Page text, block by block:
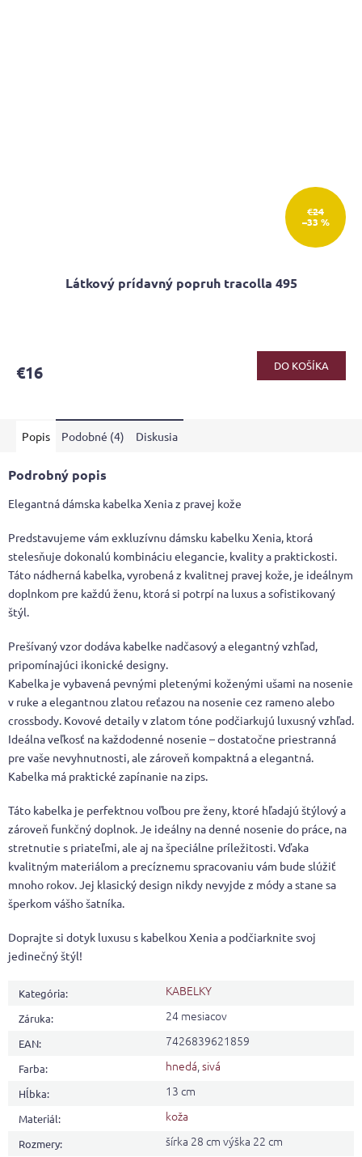
€24
–33 %
Látkový prídavný popruh tracolla 495
€16 DO KOŠÍKA
Popis Podobné (4) Diskusia
Podrobný popis
Elegantná dámska kabelka Xenia z pravej kože
Predstavujeme vám exkluzívnu dámsku kabelku Xenia, ktorá
stelesňuje dokonalú kombináciu elegancie, kvality a praktickosti.
Táto nádherná kabelka, vyrobená z kvalitnej pravej kože, je ideálnym
doplnkom pre každú ženu, ktorá si potrpí na luxus a sofistikovaný
štýl.
Prešívaný vzor dodáva kabelke nadčasový a elegantný vzhľad,
pripomínajúci ikonické designy.
Kabelka je vybavená pevnými pletenými koženými ušami na nosenie
v ruke a elegantnou zlatou reťazou na nosenie cez rameno alebo
crossbody. Kovové detaily v zlatom tóne podčiarkujú luxusný vzhľad.
Ideálna veľkosť na každodenné nosenie – dostatočne priestranná
pre vaše nevyhnutnosti, ale zároveň kompaktná a elegantná.
Kabelka má praktické zapínanie na zips.
Táto kabelka je perfektnou voľbou pre ženy, ktoré hľadajú štýlový a
zároveň funkčný doplnok. Je ideálny na denné nosenie do práce, na
stretnutie s priateľmi, ale aj na špeciálne príležitosti. Vďaka
kvalitným materiálom a precíznemu spracovaniu vám bude slúžiť
mnoho rokov. Jej klasický design nikdy nevyjde z módy a stane sa
šperkom vášho šatníka.
Doprajte si dotyk luxusu s kabelkou Xenia a podčiarknite svoj
jedinečný štýl!
Kategória: KABELKY
Záruka: 24 mesiacov
EAN: 7426839621859
Farba: hnedá,sivá
Hĺbka: 13 cm
Materiál: koža
Rozmery: šírka 28 cm výška 22 cm